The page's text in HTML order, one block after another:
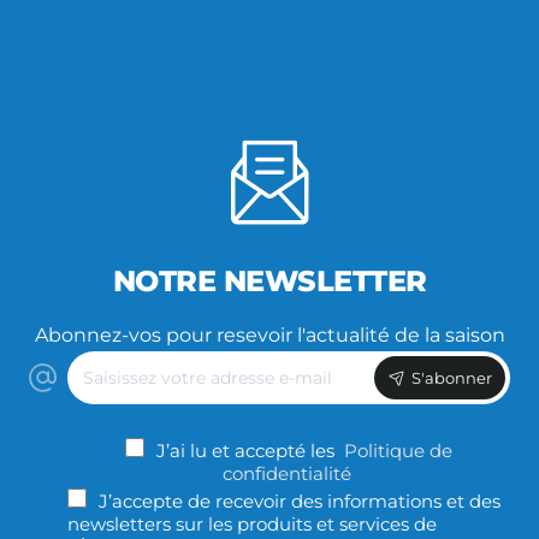
NOTRE NEWSLETTER
Abonnez-vos pour resevoir l'actualité de la saison
Saisissez
votre
adresse
S'abonner
J’ai lu et accepté les Politique de
confidentialité
J’accepte de recevoir des informations et des
newsletters sur les produits et services de